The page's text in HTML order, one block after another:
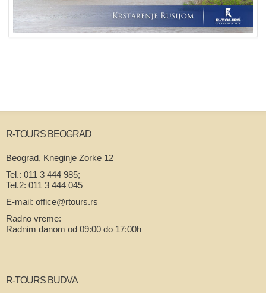
R-TOURS BEOGRAD
Beograd, Kneginje Zorke 12
Tel.: 011 3 444 985;
Tel.2: 011 3 444 045
E-mail: office@rtours.rs
Radno vreme:
Radnim danom od 09:00 do 17:00h
R-TOURS BUDVA